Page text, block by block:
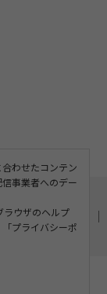
お問い合わせ
わせたコンテン
事業者へのデー
ラウザのヘルプ
「プライバシーポ